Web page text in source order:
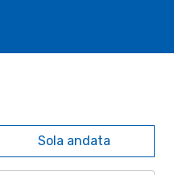
Sola andata